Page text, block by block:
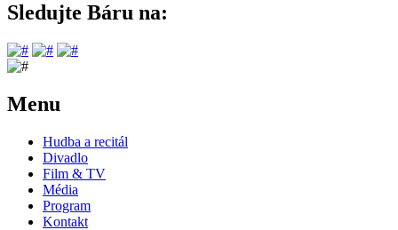
Sledujte Báru na:
Menu
Hudba a recitál
Divadlo
Film & TV
Média
Program
Kontakt